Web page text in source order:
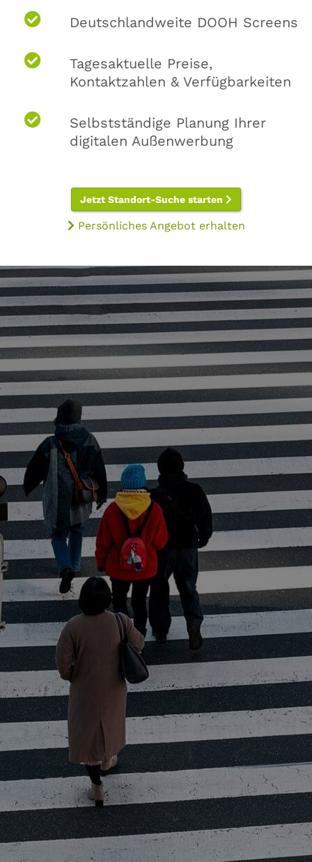
Deutschlandweite DOOH Screens
Tagesaktuelle Preise,
Kontaktzahlen & Verfügbarkeiten
Selbstständige Planung Ihrer
digitalen Außenwerbung
Jetzt Standort-Suche starten
Persönliches Angebot erhalten